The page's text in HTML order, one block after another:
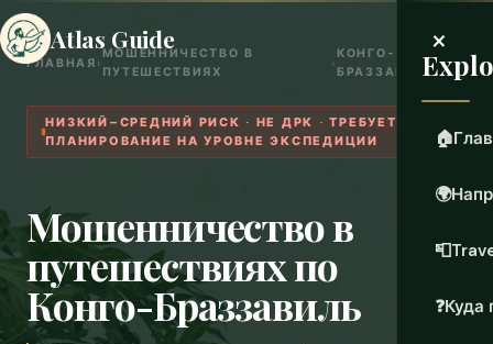
Atlas Guide ×
🏠
🌍
📮
❓Куда
ГЛАВНАЯ ›
МОШЕННИЧЕСТВО В
ПУТЕШЕСТВИЯХ
›
КОНГО-
БРАЗЗАВИЛЬ
НИЗКИЙ–СРЕДНИЙ РИСК · НЕ ДРК · ТРЕБУЕТСЯ
ПЛАНИРОВАНИЕ НА УРОВНЕ ЭКСПЕДИЦИИ
Мошенничество в
путешествиях по
Конго-Браззавиль